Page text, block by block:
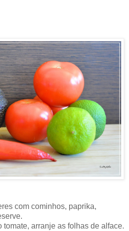
com cominhos, paprika,
tomate, arranje as folhas de alface.